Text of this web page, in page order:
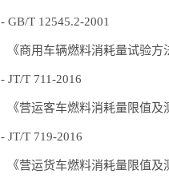
- GB/T 12545.2-2001
《商用车辆燃料消耗量试验方
- JT/T 711-2016
《营运客车燃料消耗量限值及
- JT/T 719-2016
《营运货车燃料消耗量限值及